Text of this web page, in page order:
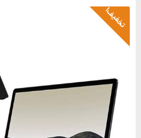
تخفیف!